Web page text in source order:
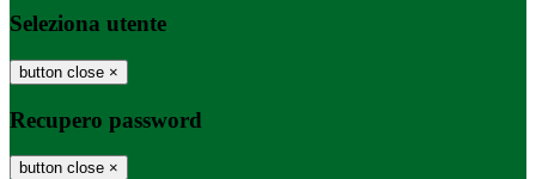
Seleziona utente
button close ×
Recupero password
button close ×